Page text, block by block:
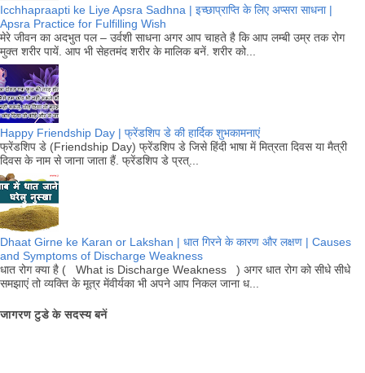
Icchhapraapti ke Liye Apsra Sadhna | इच्छाप्राप्ति के लिए अप्सरा साधना |
Apsra Practice for Fulfilling Wish
मेरे जीवन का अदभुत पल – उर्वशी साधना अगर आप चाहते है कि आप लम्बी उम्र तक रोग
मुक्त शरीर पायें. आप भी सेहतमंद शरीर के मालिक बनें. शरीर को...
Happy Friendship Day | फ्रेंडशिप डे की हार्दिक शुभकामनाएं
फ्रेंडशिप डे (Friendship Day) फ्रेंडशिप डे जिसे हिंदी भाषा में मित्रता दिवस या मैत्री
दिवस के नाम से जाना जाता हैं. फ्रेंडशिप डे प्रत्...
Dhaat Girne ke Karan or Lakshan | धात गिरने के कारण और लक्षण | Causes
and Symptoms of Discharge Weakness
धात रोग क्या है ( What is Discharge Weakness ) अगर धात रोग को सीधे सीधे
समझाएं तो व्यक्ति के मूत्र मेंवीर्यका भी अपने आप निकल जाना ध...
जागरण टुडे के सदस्य बनें